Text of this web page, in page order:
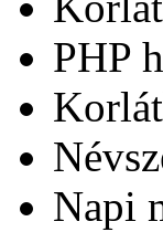
PHP
Napi